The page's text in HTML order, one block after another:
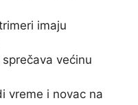
imaju
većinu
vreme i novac na